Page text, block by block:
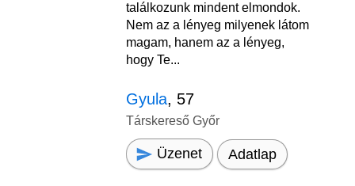
találkozunk mindent elmondok.
Nem az a lényeg milyenek látom
magam, hanem az a lényeg,
hogy Te...
Gyula, 57
Társkereső Győr
Üzenet Adatlap